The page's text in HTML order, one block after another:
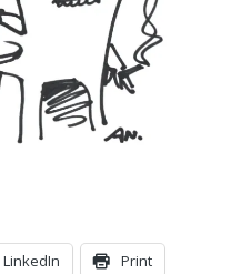
LinkedIn Print